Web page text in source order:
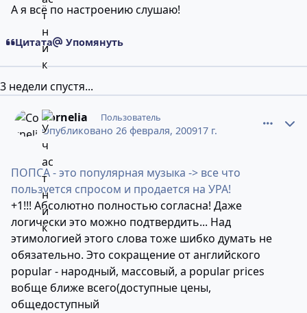
А я всё по настроению слушаю!
Цитата Упомянуть
3 недели спустя...
Cornelia Пользователь
Опубликовано 26 февраля, 200917 г.
ПОПСА - это популярная музыка -> все что
пользуется спросом и продается на УРА!
+1!!! Абсолютно полностью согласна! Даже
логически это можно подтвердить... Над
этимологией этого слова тоже шибко думать не
обязательно. Это сокращение от английского
popular - народный, массовый, а popular prices
вобще ближе всего(доступные цены,
общедоступный